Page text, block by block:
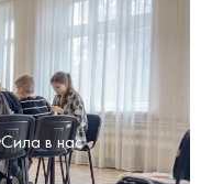
Сила в нас